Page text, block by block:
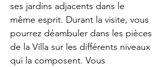
ses jardins adjacents dans le
même esprit. Durant la visite, vous
pourrez déambuler dans les pièces
de la Villa sur les différents niveaux
qui la composent. Vous